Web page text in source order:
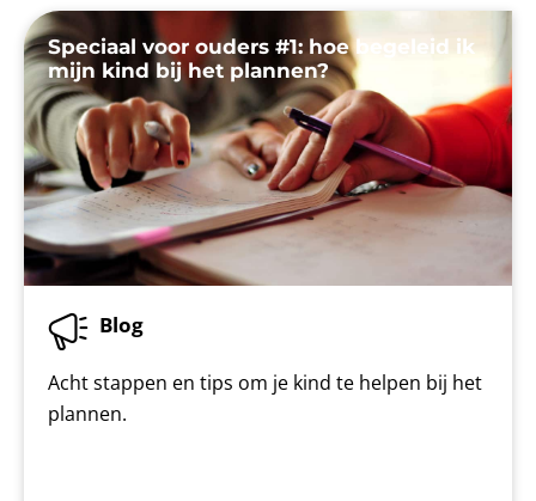
Speciaal voor ouders #1: hoe begeleid ik
mijn kind bij het plannen?
Blog
Acht stappen en tips om je kind te helpen bij het
plannen.